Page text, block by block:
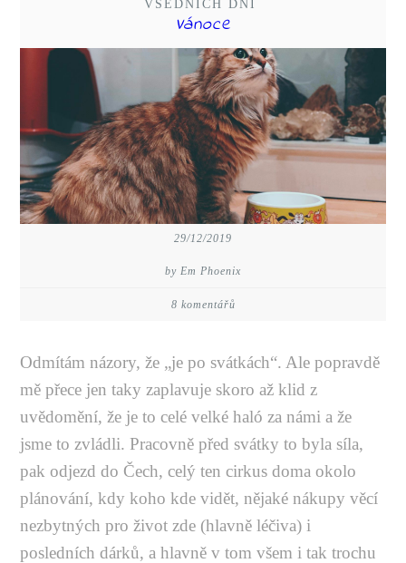
VŠEDNÍCH DNÍ
Vánoce
29/12/2019
by Em Phoenix
8 komentářů
Odmítám názory, že „je po svátkách“. Ale popravdě
mě přece jen taky zaplavuje skoro až klid z
uvědomění, že je to celé velké haló za námi a že
jsme to zvládli. Pracovně před svátky to byla síla,
pak odjezd do Čech, celý ten cirkus doma okolo
plánování, kdy koho kde vidět, nějaké nákupy věcí
nezbytných pro život zde (hlavně léčiva) i
posledních dárků, a hlavně v tom všem i tak trochu